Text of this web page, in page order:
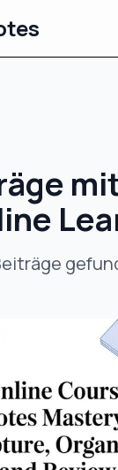
KI-Video-Notizen
Tutorials
Über uns